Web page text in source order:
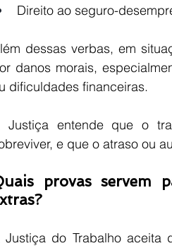
Direito ao seguro-
dessas verbas, em
danos morais,
dificuldades financeiras.
Justiça entende que o
e que o atraso ou
provas servem
Justiça do Trabalho aceita